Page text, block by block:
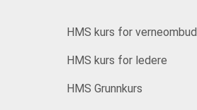
HMS kurs for verneombud
HMS kurs for ledere
HMS Grunnkurs